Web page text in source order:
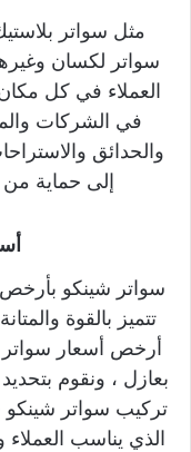
مثل سواتر
سواتر لكسان
العملاء في كل
في الشركات
والحدائق
إلى حماية من
سواتر شينكو بأرخص
تتميز بالقوة
أرخص أسعار سواتر
بعازل ، ونقوم
تركيب سواتر شينكو
الذي يناسب العملاء